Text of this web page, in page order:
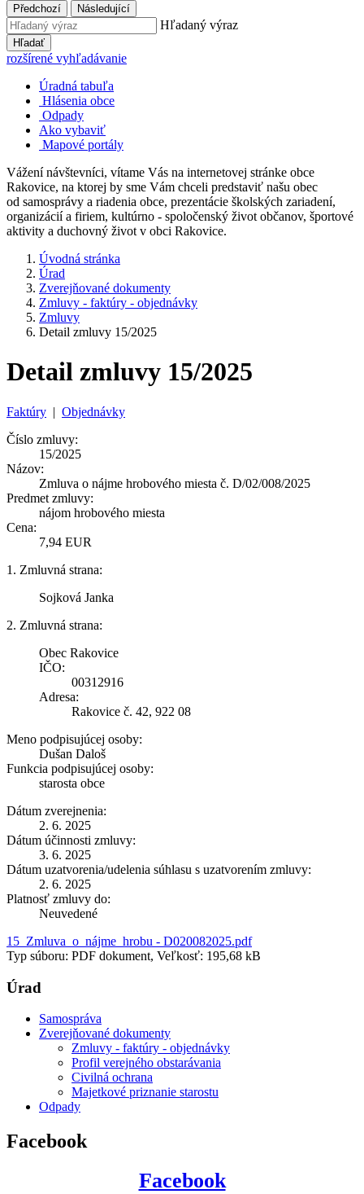
Předchozí Následující
Hľadaný výraz
Hľadať
rozšírené vyhľadávanie
Úradná tabuľa
Hlásenia obce
Odpady
Ako vybaviť
Mapové portály
Vážení návštevníci, vítame Vás na internetovej stránke obce
Rakovice, na ktorej by sme Vám chceli predstaviť našu obec
od samosprávy a riadenia obce, prezentácie školských zariadení,
organizácií a firiem, kultúrno - spoločenský život občanov, športové
aktivity a duchovný život v obci Rakovice.
Úvodná stránka
Úrad
Zverejňované dokumenty
Zmluvy - faktúry - objednávky
Zmluvy
Detail zmluvy 15/2025
Detail zmluvy 15/2025
Faktúry | Objednávky
Číslo zmluvy:
15/2025
Názov:
Zmluva o nájme hrobového miesta č. D/02/008/2025
Predmet zmluvy:
nájom hrobového miesta
Cena:
7,94 EUR
1. Zmluvná strana:
Sojková Janka
2. Zmluvná strana:
Obec Rakovice
IČO:
00312916
Adresa:
Rakovice č. 42, 922 08
Meno podpisujúcej osoby:
Dušan Daloš
Funkcia podpisujúcej osoby:
starosta obce
Dátum zverejnenia:
2. 6. 2025
Dátum účinnosti zmluvy:
3. 6. 2025
Dátum uzatvorenia/udelenia súhlasu s uzatvorením zmluvy:
2. 6. 2025
Platnosť zmluvy do:
Neuvedené
15_Zmluva_o_nájme_hrobu - D020082025.pdf
Typ súboru: PDF dokument, Veľkosť: 195,68 kB
Úrad
Samospráva
Zverejňované dokumenty
Zmluvy - faktúry - objednávky
Profil verejného obstarávania
Civilná ochrana
Majetkové priznanie starostu
Odpady
Facebook
Facebook